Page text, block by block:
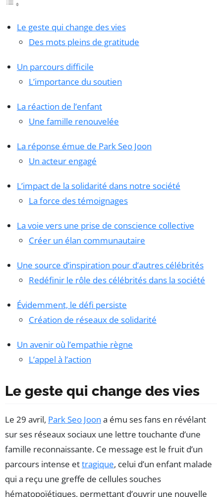
Le geste qui change des vies
Des mots pleins de gratitude
Un parcours difficile
L’importance du soutien
La réaction de l’enfant
Une famille renouvelée
La réponse émue de Park Seo Joon
Un acteur engagé
L’impact de la solidarité dans notre société
La force des témoignages
La voie vers une prise de conscience collective
Créer un élan communautaire
Une source d’inspiration pour d’autres célébrités
Redéfinir le rôle des célébrités dans la société
Évidemment, le défi persiste
Création de réseaux de solidarité
Un avenir où l’empathie règne
L’appel à l’action
Le geste qui change des vies
Le 29 avril, Park Seo Joon a ému ses fans en révélant
sur ses réseaux sociaux une lettre touchante d’une
famille reconnaissante. Ce message est le fruit d’un
parcours intense ettragique, celui d’un enfant malade
qui a reçu une greffe de cellules souches
hématopoïétiques, permettant d’ouvrir une nouvelle